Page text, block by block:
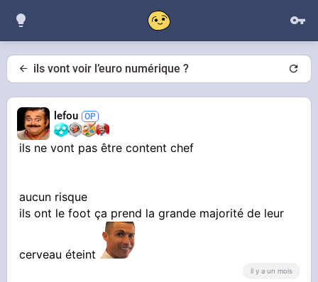
ils vont voir l’euro numérique ?
lefou
ils ne vont pas être content chef
aucun risque
ils ont le foot ça prend la grande majorité de leur
cerveau éteint
il y a un mois